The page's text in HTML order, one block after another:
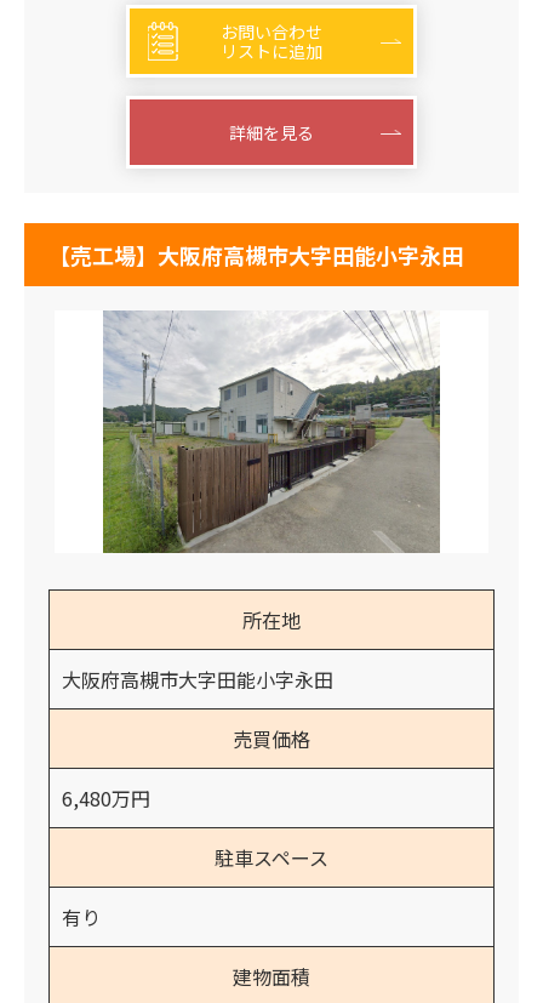
お問い合わせ
リストに追加
詳細を見る
【売工場】大阪府高槻市大字田能小字永田
所在地
大阪府高槻市大字田能小字永田
売買価格
6,480万円
駐車スペース
有り
建物面積